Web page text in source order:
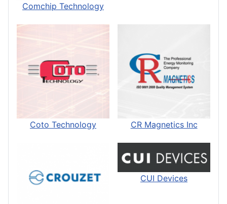
Comchip Technology
Coto Technology CR Magnetics Inc
CUI Devices